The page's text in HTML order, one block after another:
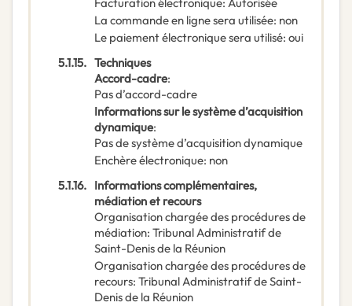
La commande en ligne sera utilisée: non
Le paiement électronique sera utilisé: oui
5.1.15. Techniques
Accord-cadre:
Pas d’accord-cadre
Informations sur le système d’acquisition
dynamique:
Pas de système d’acquisition dynamique
Enchère électronique: non
5.1.16. Informations complémentaires,
médiation et recours
Organisation chargée des procédures de
médiation: Tribunal Administratif de
Saint-Denis de la Réunion
Organisation chargée des procédures de
recours: Tribunal Administratif de Saint-
Denis de la Réunion